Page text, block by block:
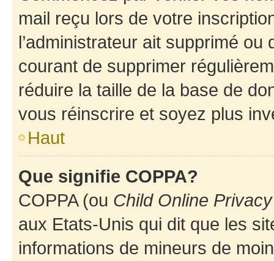
mail reçu lors de votre
l’administrateur ait supprimé
courant de supprimer
réduire la taille de la base de
vous réinscrire et soyez plus
Haut
Que signifie COPPA?
COPPA (ou Child Online
aux Etats-Unis qui dit que les
informations de mineurs de